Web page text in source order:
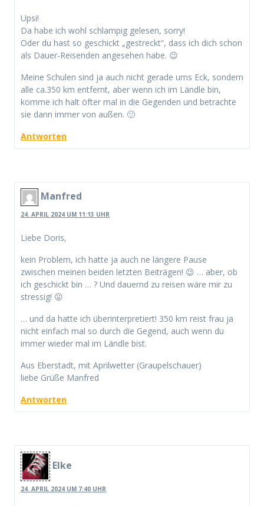
Upsi!
Da habe ich wohl schlampig gelesen, sorry!
Oder du hast so geschickt „gestreckt“, dass ich dich schon
als Dauer-Reisenden angesehen habe. 😉
Meine Schulen sind ja auch nicht gerade ums Eck, sondern
alle ca.350 km entfernt, aber wenn ich im Ländle bin,
komme ich halt öfter mal in die Gegenden und betrachte
sie dann immer von außen. 🙂
Antworten
Manfred
24. APRIL 2024 UM 11:13 UHR
Liebe Doris,
kein Problem, ich hatte ja auch ne längere Pause
zwischen meinen beiden letzten Beiträgen! 😉 … aber, ob
ich geschickt bin … ? Und dauernd zu reisen wäre mir zu
stressig! 😛
… und da hatte ich überinterpretiert! 350 km reist frau ja
nicht einfach mal so durch die Gegend, auch wenn du
immer wieder mal im Ländle bist.
Aus Eberstadt, mit Aprilwetter (Graupelschauer)
liebe Grüße Manfred
Antworten
Elke
24. APRIL 2024 UM 7:40 UHR